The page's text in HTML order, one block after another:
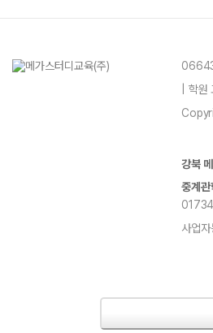
| 학
강북
중계관
사업